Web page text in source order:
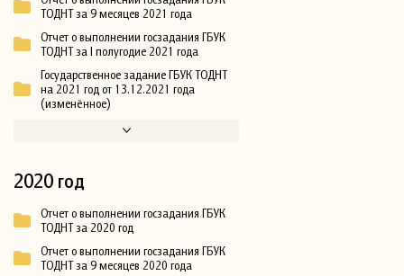
ТОДНТ за 9 месяцев 2021 года
Отчет о выполнении госзадания ГБУК
ТОДНТ за I полугодие 2021 года
Государственное задание ГБУК ТОДНТ
на 2021 год от 13.12.2021 года
(изменённое)
2020 год
Отчет о выполнении госзадания ГБУК
ТОДНТ за 2020 год
Отчет о выполнении госзадания ГБУК
ТОДНТ за 9 месяцев 2020 года